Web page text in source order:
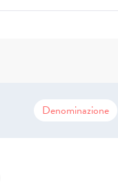
Denominazione